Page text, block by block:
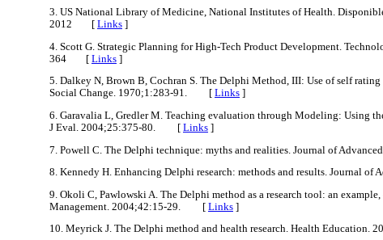
3. US National Library of Medicine, National Institutes of Health.
2012 [ Links ]
4. Scott G. Strategic Planning for High-Tech Product Development.
364 [ Links ]
5. Dalkey N, Brown B, Cochran S. The Delphi Method, III: Use of self
Social Change. 1970;1:283-91. [ Links ]
6. Garavalia L, Gredler M. Teaching evaluation through Modeling: Using
J Eval. 2004;25:375-80. [ Links ]
7. Powell C. The Delphi technique: myths and realities. Journal of
8. Kennedy H. Enhancing Delphi research: methods and results.
9. Okoli C, Pawlowski A. The Delphi method as a research tool: an
Management. 2004;42:15-29. [ Links ]
10. Meyrick J. The Delphi method and health research. Health